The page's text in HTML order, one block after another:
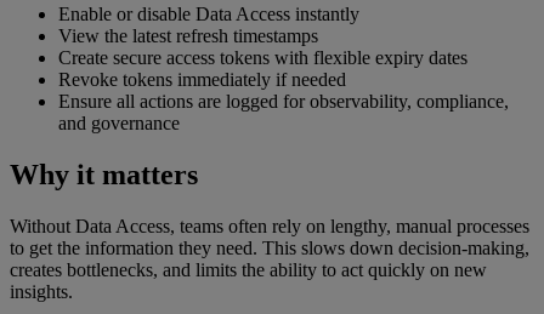
Enable or disable Data Access instantly
View the latest refresh timestamps
Create secure access tokens with flexible expiry dates
Revoke tokens immediately if needed
Ensure all actions are logged for observability, compliance,
and governance
Why it matters
Without Data Access, teams often rely on lengthy, manual processes
to get the information they need. This slows down decision-making,
creates bottlenecks, and limits the ability to act quickly on new
insights.